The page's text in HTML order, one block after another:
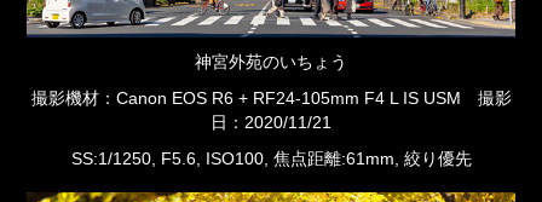
神宮外苑のいちょう
撮影機材：Canon EOS R6 + RF24-105mm F4 L IS USM 撮影
日：2020/11/21
SS:1/1250, F5.6, ISO100, 焦点距離:61mm, 絞り優先